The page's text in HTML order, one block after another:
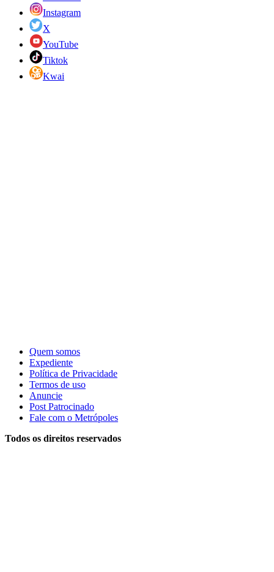
Instagram
X
YouTube
Tiktok
Kwai
Quem somos
Expediente
Política de Privacidade
Termos de uso
Anuncie
Post Patrocinado
Fale com o Metrópoles
Todos os direitos reservados